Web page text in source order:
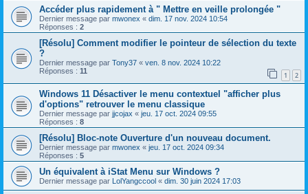
Accéder plus rapidement à " Mettre en veille prolongée "
Dernier message par mwonex « dim. 17 nov. 2024 10:54
Réponses : 2
[Résolu] Comment modifier le pointeur de sélection du texte
?
Dernier message par Tony37 « ven. 8 nov. 2024 10:22
Réponses : 11 1 2
Windows 11 Désactiver le menu contextuel "afficher plus
d'options" retrouver le menu classique
Dernier message par jjcojax « jeu. 17 oct. 2024 09:55
Réponses : 8
[Résolu] Bloc-note Ouverture d'un nouveau document.
Dernier message par mwonex « jeu. 17 oct. 2024 09:34
Réponses : 5
Un équivalent à iStat Menu sur Windows ?
Dernier message par LolYangccool « dim. 30 juin 2024 17:03